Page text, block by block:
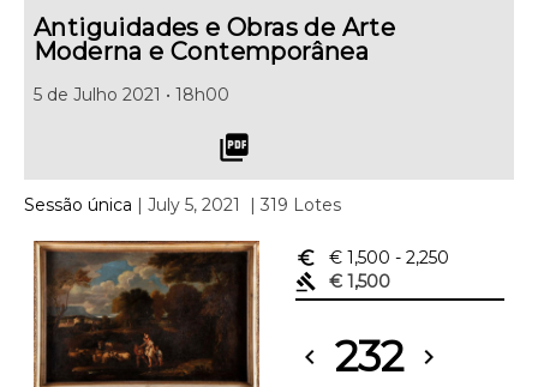
Antiguidades e Obras de Arte
Moderna e Contemporânea
5 de Julho 2021 • 18h00
picture_as_pdf
Sessão única | July 5, 2021 | 319 Lotes
euro_symbol € 1,500 - 2,250
gavel
€ 1,500
chevron_left 232 chevron_right